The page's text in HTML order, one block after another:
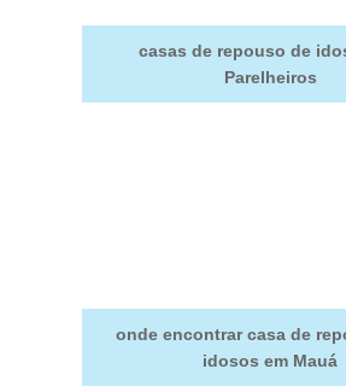
casas de repouso de
Parelheiros
onde encontrar casa de
idosos em Mauá